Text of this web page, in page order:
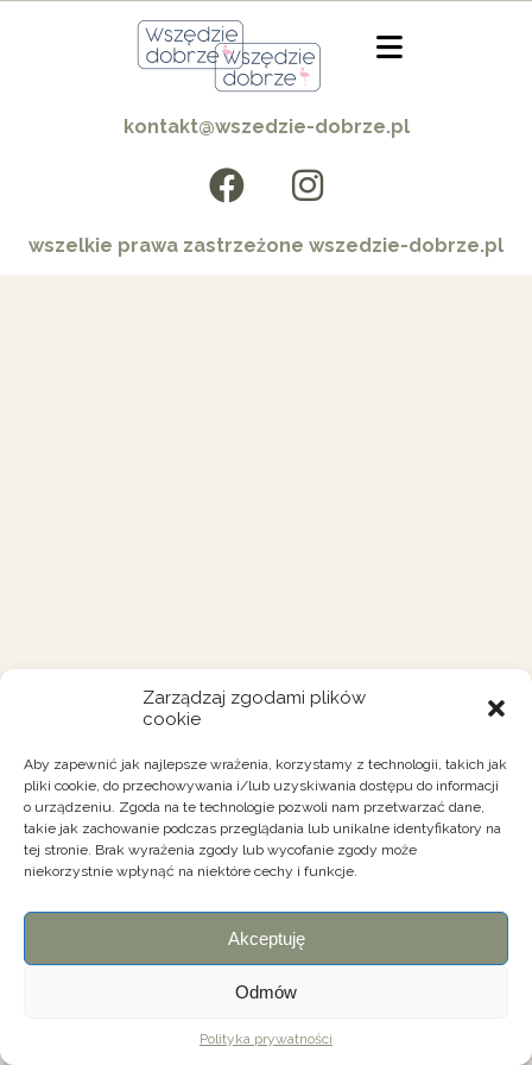
Zarządzaj zgodami plików
cookie
Aby zapewnić jak najlepsze wrażenia, korzystamy z technologii, takich jak
pliki cookie, do przechowywania i/lub uzyskiwania dostępu do informacji
o urządzeniu. Zgoda na te technologie pozwoli nam przetwarzać dane,
takie jak zachowanie podczas przeglądania lub unikalne identyfikatory na
tej stronie. Brak wyrażenia zgody lub wycofanie zgody może
niekorzystnie wpłynąć na niektóre cechy i funkcje.
Akceptuję
Odmów
Polityka prywatności
kontakt@wszedzie-dobrze.pl
wszelkie prawa zastrzeżone wszedzie-dobrze.pl